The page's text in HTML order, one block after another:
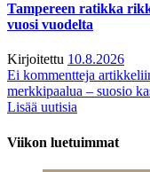
Tampereen ratikka
vuosi vuodelta
Kirjoitettu 10.8.2026
Ei kommentteja
merkkipaalua – suosio
Lisää uutisia
Viikon luetuimmat